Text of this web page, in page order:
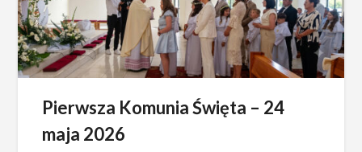
Pierwsza Komunia Święta – 24
maja 2026